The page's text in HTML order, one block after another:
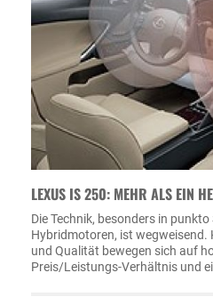
LEXUS IS 250: MEHR ALS EIN
Die Technik, besonders in punkto
Hybridmotoren, ist wegweisend.
und Qualität bewegen sich auf
Preis/Leistungs-Verhältnis und